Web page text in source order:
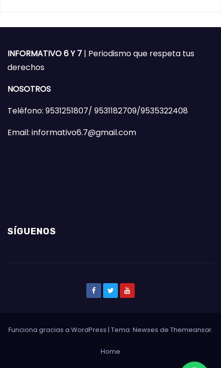
INFORMATIVO 6 Y 7 | Periodismo que respeta tus
derechos
NOSOTROS
Teléfono: 9531251807/ 9531182709/9535322408
Email: informativo6.7@gmail.com
SÍGUENOS
Funciona gracias a WordPress | Tema: Newses de Themeansar.
Home